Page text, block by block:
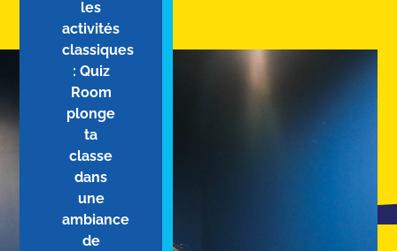
les
activités
classiques
: Quiz
Room
plonge
ta
classe
dans
une
ambiance
de